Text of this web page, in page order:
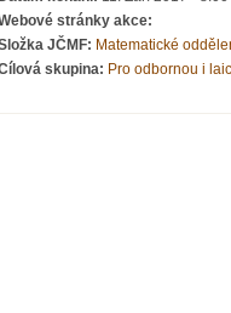
stránky akce:
JČMF: Matematické
skupina: Pro odbornou i